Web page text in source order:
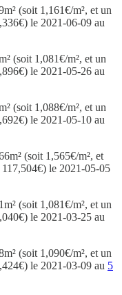
(soit 1,161€/m², et un
le 2021-06-09 au
(soit 1,081€/m², et un
le 2021-05-26 au
(soit 1,088€/m², et un
le 2021-05-10 au
(soit 1,565€/m², et
le 2021-05-05
(soit 1,081€/m², et un
le 2021-03-25 au
(soit 1,090€/m², et un
le 2021-03-09 au 5